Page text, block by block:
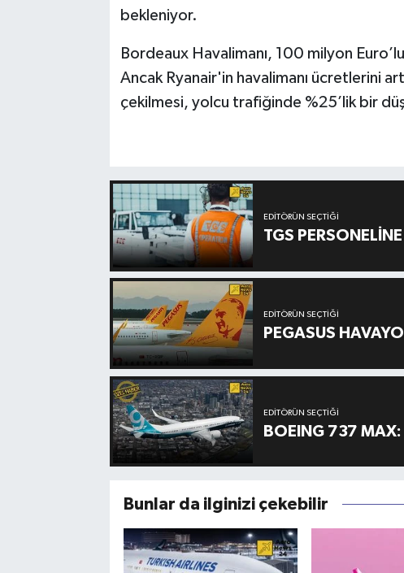
bekleniyor.
Bordeaux Havalimanı, 100 milyon
Ancak Ryanair'in havalimanı ücretlerini
çekilmesi, yolcu trafiğinde %25’lik bir
EDITÖRÜN SEÇTIĞI
TGS
EDITÖRÜN SEÇTIĞI
PEGASUS
EDITÖRÜN SEÇTIĞI
BOEING 737 MAX:
Bunlar da ilginizi çekebilir